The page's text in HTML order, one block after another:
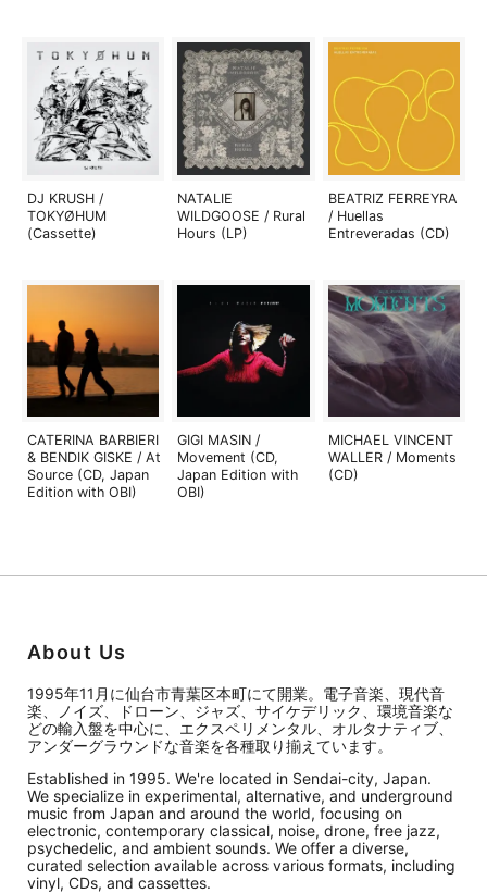
DJ KRUSH /
TOKYØHUM
(Cassette)
NATALIE
WILDGOOSE / Rural
Hours (LP)
BEATRIZ FERREYRA
/ Huellas
Entreveradas (CD)
CATERINA BARBIERI
& BENDIK GISKE / At
Source (CD, Japan
Edition with OBI)
GIGI MASIN /
Movement (CD,
Japan Edition with
OBI)
MICHAEL VINCENT
WALLER / Moments
(CD)
About Us
1995年11月に仙台市青葉区本町にて開業。電子音楽、現代音
楽、ノイズ、ドローン、ジャズ、サイケデリック、環境音楽な
どの輸入盤を中心に、エクスペリメンタル、オルタナティブ、
アンダーグラウンドな音楽を各種取り揃えています。
Established in 1995. We're located in Sendai-city, Japan.
We specialize in experimental, alternative, and underground
music from Japan and around the world, focusing on
electronic, contemporary classical, noise, drone, free jazz,
psychedelic, and ambient sounds. We offer a diverse,
curated selection available across various formats, including
vinyl, CDs, and cassettes.